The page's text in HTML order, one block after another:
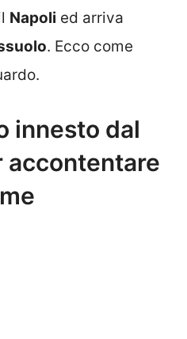
Napoli ed arriva
. Ecco come
innesto dal
accontentare